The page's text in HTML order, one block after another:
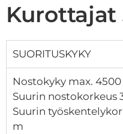
Kurottajat
SUORITUSKYKY
Nostokyky max. 4500
Suurin nostokorkeus
Suurin
m